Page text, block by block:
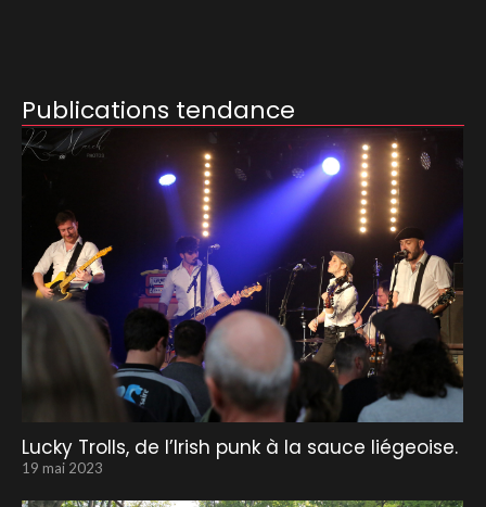
Publications tendance
Lucky Trolls, de l’Irish punk à la sauce liégeoise.
19 mai 2023